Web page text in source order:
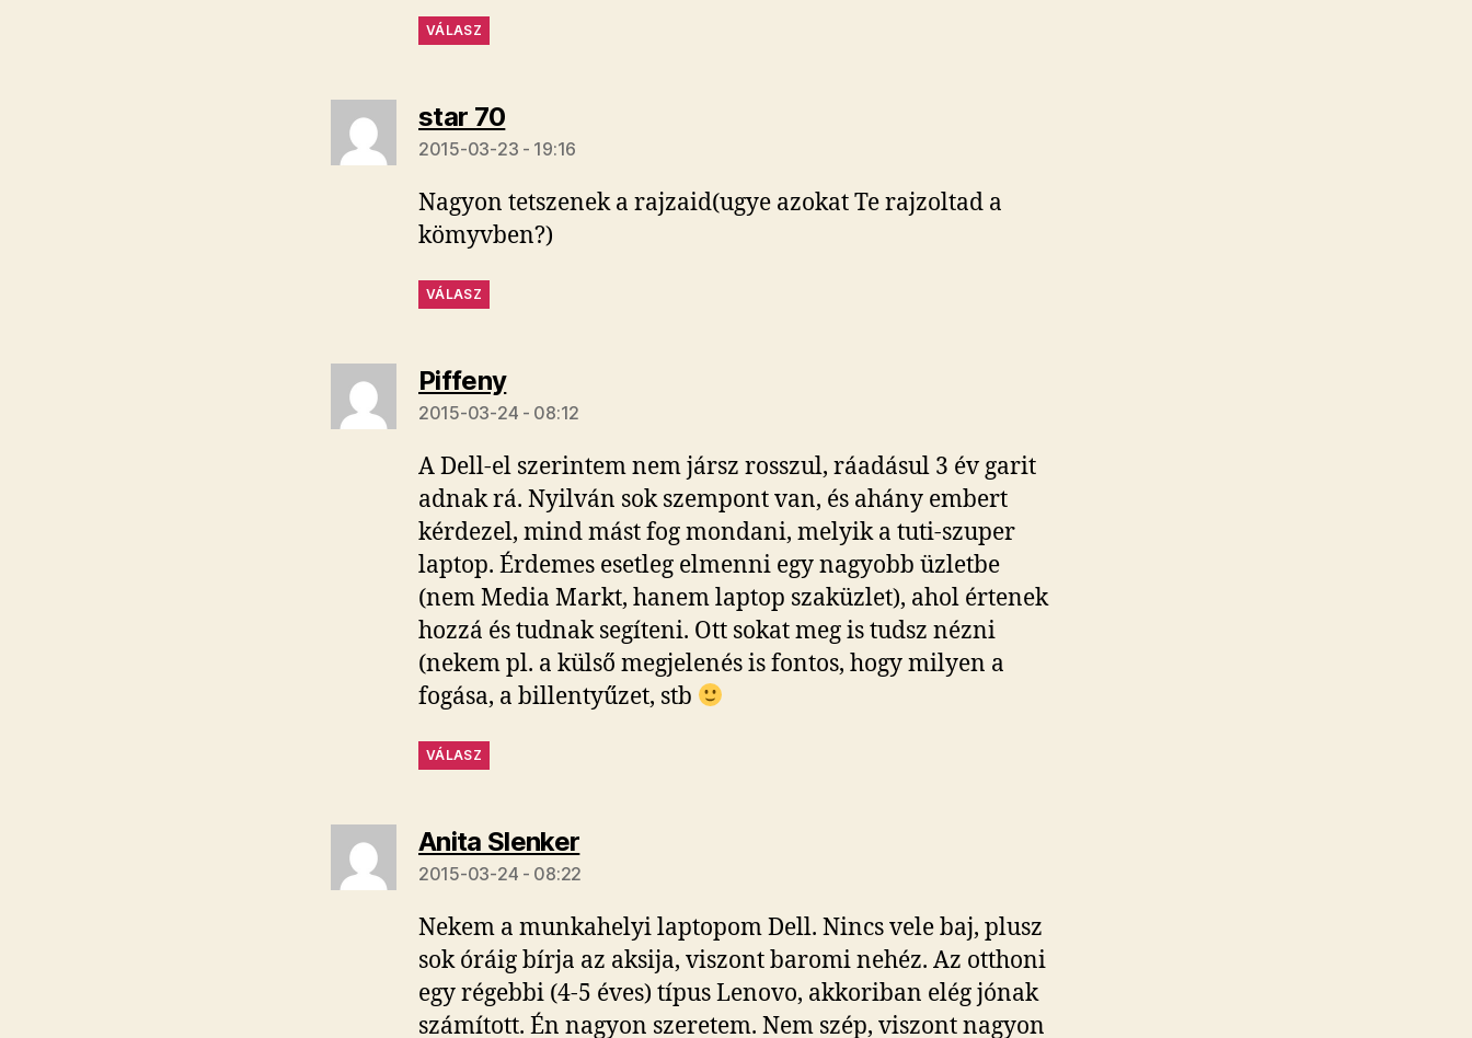
VÁLASZ
star 70szerint:
2015-03-23 - 19:16
Nagyon tetszenek a rajzaid(ugye azokat Te rajzoltad a
kömyvben?)
VÁLASZ
Piffenyszerint:
2015-03-24 - 08:12
A Dell-el szerintem nem jársz rosszul, ráadásul 3 év garit
adnak rá. Nyilván sok szempont van, és ahány embert
kérdezel, mind mást fog mondani, melyik a tuti-szuper
laptop. Érdemes esetleg elmenni egy nagyobb üzletbe
(nem Media Markt, hanem laptop szaküzlet), ahol értenek
hozzá és tudnak segíteni. Ott sokat meg is tudsz nézni
(nekem pl. a külső megjelenés is fontos, hogy milyen a
fogása, a billentyűzet, stb
VÁLASZ
Anita Slenkerszerint:
2015-03-24 - 08:22
Nekem a munkahelyi laptopom Dell. Nincs vele baj, plusz
sok óráig bírja az aksija, viszont baromi nehéz. Az otthoni
egy régebbi (4-5 éves) típus Lenovo, akkoriban elég jónak
számított. Én nagyon szeretem. Nem szép, viszont nagyon